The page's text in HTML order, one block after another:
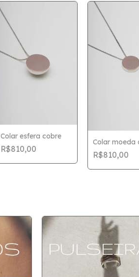
Colar esfera cobre
R$810,00
Colar moeda
R$810,00